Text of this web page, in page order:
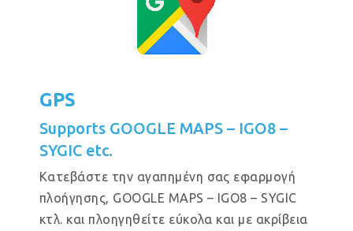
GPS
Supports GOOGLE MAPS – IGO8 –
SYGIC etc.
Κατεβάστε την αγαπημένη σας εφαρμογή
πλοήγησης, GOOGLE MAPS – IGO8 – SYGIC
κτλ. και πλοηγηθείτε εύκολα και με ακρίβεια